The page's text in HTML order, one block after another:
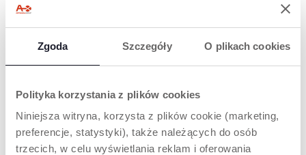
Zgoda Szczegóły O plikach cookies
Polityka korzystania z plików cookies
Niniejsza witryna, korzysta z plików cookie (marketing,
preferencje, statystyki), także należących do osób
trzecich, w celu wyświetlania reklam i oferowania
ETYKIETA Z
IMIENIEM